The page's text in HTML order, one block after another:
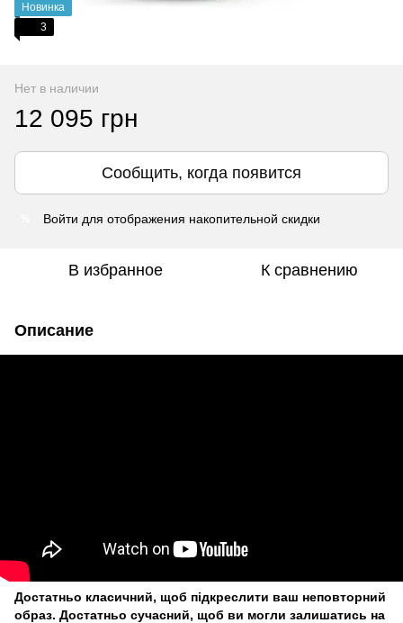
Новинка
3
Нет в наличии
12 095 грн
Сообщить, когда появится
Войти для отображения накопительной скидки
В избранное К сравнению
Описание
Достатньо класичний, щоб підкреслити ваш неповторний
образ. Достатньо сучасний, щоб ви могли залишатись на